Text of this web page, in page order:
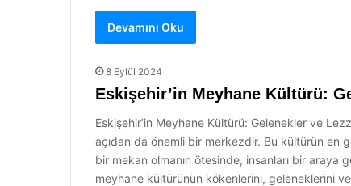
Devamını Oku
8 Eylül 2024
Eskişehir’in Meyhane Kültürü:
Eskişehir’in Meyhane Kültürü: Gelenekler ve
açıdan da önemli bir merkezdir. Bu kültürün en
bir mekan olmanın ötesinde, insanları bir araya
meyhane kültürünün kökenlerini, geleneklerini